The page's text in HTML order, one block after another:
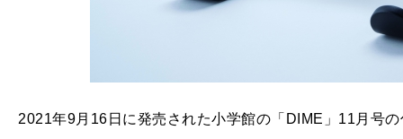
2021年9月16日に発売された小学館の「DIME」11月号